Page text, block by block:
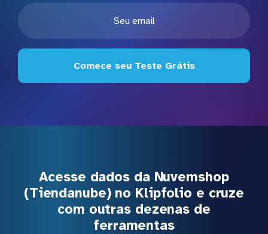
Comece seu Teste Grátis
Acesse dados da Nuvemshop
(Tiendanube) no Klipfolio e cruze
com outras dezenas de
ferramentas